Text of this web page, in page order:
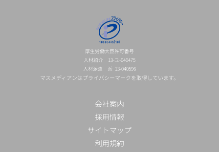
厚生労働大臣許可番号
人材紹介 13-ユ-040475
人材派遣 派 13-040596
マスメディアンはプライバシーマークを取得しています。
会社案内
採用情報
サイトマップ
利用規約